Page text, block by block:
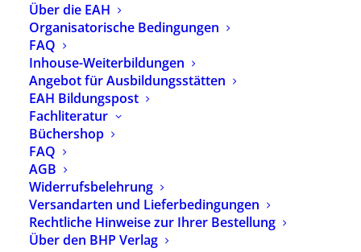
Über die EAH
Organisatorische Bedingungen
FAQ
Inhouse-Weiterbildungen
Angebot für Ausbildungsstätten
EAH Bildungspost
Fachliteratur
Büchershop
FAQ
AGB
Widerrufsbelehrung
Versandarten und Lieferbedingungen
Rechtliche Hinweise zur Ihrer Bestellung
Über den BHP Verlag
Seminar-Nr.: 27 W 1.19
Heilpädagogische Diagnostik:
Intelligenztests
Ort: Amelie Nebenan Cafe & Bistro,
Europaplatz 10, 99091 Erfurt